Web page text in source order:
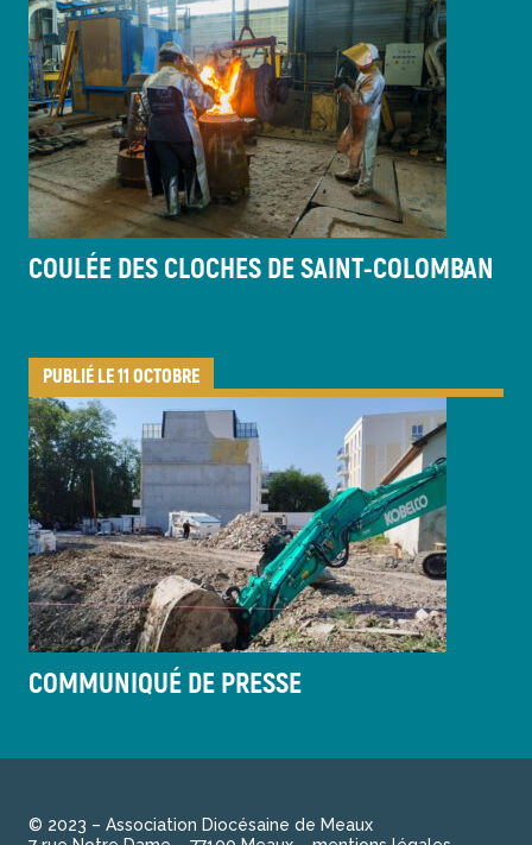
COULÉE DES CLOCHES DE SAINT-COLOMBAN
PUBLIÉ LE 11 OCTOBRE
COMMUNIQUÉ DE PRESSE
© 2023 – Association Diocésaine de Meaux